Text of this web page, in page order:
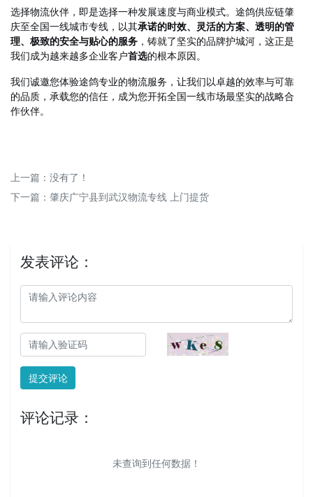
选择物流伙伴，即是选择一种发展速度与商业模式。途鸽供应链肇
庆至全国一线城市专线，以其承诺的时效、灵活的方案、透明的管
理、极致的安全与贴心的服务 ，铸就了坚实的品牌护城河，这正是
我们成为越来越多企业客户首选的根本原因。
我们诚邀您体验途鸽专业的物流服务，让我们以卓越的效率与可靠
的品质，承载您的信任，成为您开拓全国一线市场最坚实的战略合
作伙伴。
上一篇：没有了！
下一篇： 肇庆广宁县到武汉物流专线 上门提货
发表评论：
提交评论
评论记录：
未查询到任何数据！